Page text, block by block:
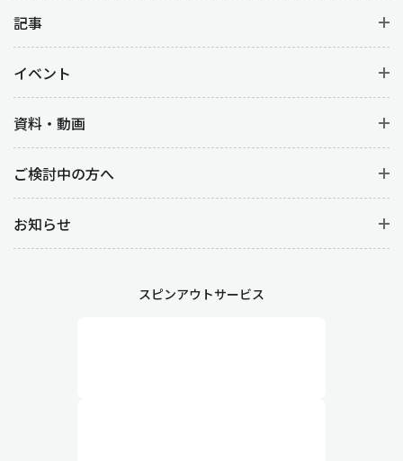
記事
イベント
資料・動画
ご検討中の方へ
お知らせ
スピンアウトサービス